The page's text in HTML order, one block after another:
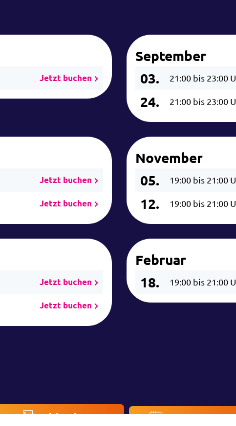
Jetzt buchen
September
03.
21:00 bis 23:00
24. 21:00 bis 23:00
Jetzt buchen
Jetzt buchen
November
05.
19:00 bis 21:00
12. 19:00 bis 21:00
Jetzt buchen
Jetzt buchen
Februar
18.
19:00 bis 21:00
Ticketshop